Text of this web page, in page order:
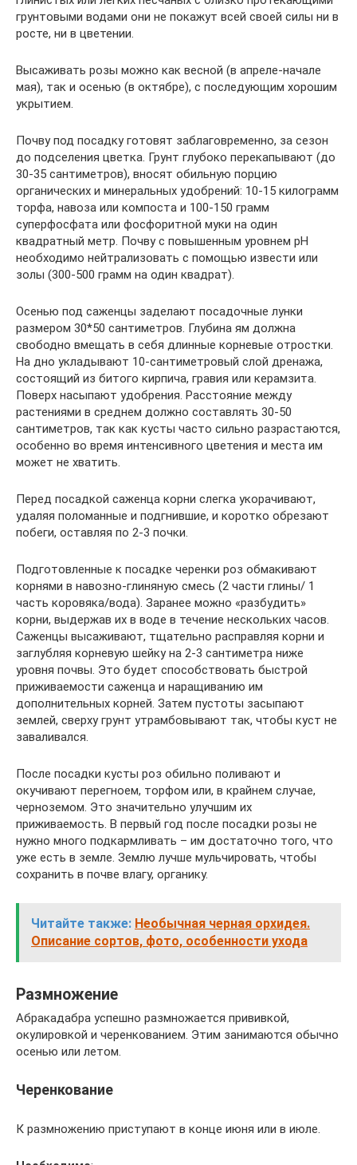
грунтовыми водами они не покажут всей своей силы ни в
росте, ни в цветении.
Высаживать розы можно как весной (в апреле-начале
мая), так и осенью (в октябре), с последующим хорошим
укрытием.
Почву под посадку готовят заблаговременно, за сезон
до подселения цветка. Грунт глубоко перекапывают (до
30-35 сантиметров), вносят обильную порцию
органических и минеральных удобрений: 10-15 килограмм
торфа, навоза или компоста и 100-150 грамм
суперфосфата или фосфоритной муки на один
квадратный метр. Почву с повышенным уровнем pH
необходимо нейтрализовать c помощью извести или
золы (300-500 грамм на один квадрат).
Осенью под саженцы заделают посадочные лунки
размером 30*50 сантиметров. Глубина ям должна
свободно вмещать в себя длинные корневые отростки.
На дно укладывают 10-сантиметровый слой дренажа,
состоящий из битого кирпича, гравия или керамзита.
Поверх насыпают удобрения. Расстояние между
растениями в среднем должно составлять 30-50
сантиметров, так как кусты часто сильно разрастаются,
особенно во время интенсивного цветения и места им
может не хватить.
Перед посадкой саженца корни слегка укорачивают,
удаляя поломанные и подгнившие, и коротко обрезают
побеги, оставляя по 2-3 почки.
Подготовленные к посадке черенки роз обмакивают
корнями в навозно-глиняную смесь (2 части глины/ 1
часть коровяка/вода). Заранее можно «разбудить»
корни, выдержав их в воде в течение нескольких часов.
Саженцы высаживают, тщательно расправляя корни и
заглубляя корневую шейку на 2-3 сантиметра ниже
уровня почвы. Это будет способствовать быстрой
приживаемости саженца и наращиванию им
дополнительных корней. Затем пустоты засыпают
землей, сверху грунт утрамбовывают так, чтобы куст не
заваливался.
После посадки кусты роз обильно поливают и
окучивают перегноем, торфом или, в крайнем случае,
черноземом. Это значительно улучшим их
приживаемость. В первый год после посадки розы не
нужно много подкармливать – им достаточно того, что
уже есть в земле. Землю лучше мульчировать, чтобы
сохранить в почве влагу, органику.
Читайте также: Необычная черная орхидея.
Описание сортов, фото, особенности ухода
Размножение
Абракадабра успешно размножается прививкой,
окулировкой и черенкованием. Этим занимаются обычно
осенью или летом.
Черенкование
К размножению приступают в конце июня или в июле.